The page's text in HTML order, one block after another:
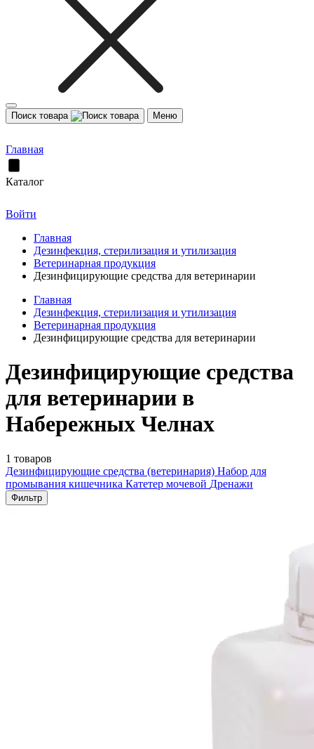
Поиск товара Меню
Главная
Каталог
Войти
Главная
Дезинфекция, стерилизация и утилизация
Ветеринарная продукция
Дезинфицирующие средства для ветеринарии
Главная
Дезинфекция, стерилизация и утилизация
Ветеринарная продукция
Дезинфицирующие средства для ветеринарии
Дезинфицирующие средства
для ветеринарии в
Набережных Челнах
1 товаров
Дезинфицирующие средства (ветеринария) Набор для
промывания кишечника Катетер мочевой Дренажи
Фильтр